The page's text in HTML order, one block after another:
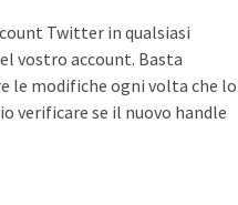
Twitter in qualsiasi
vostro account. Basta
le modifiche ogni volta che lo
verificare se il nuovo handle